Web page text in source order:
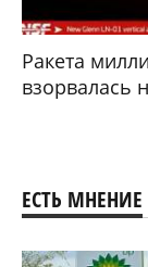
Ракета
взорвалась
ЕСТЬ МНЕНИЕ